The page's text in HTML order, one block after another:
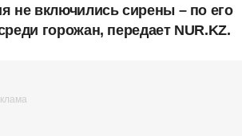
не включились сирены – по его
горожан, передает NUR.KZ.